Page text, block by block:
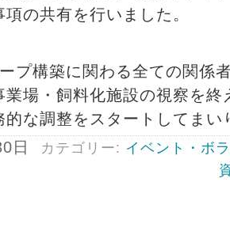
の共有を行いました。
プ構築に関わる全ての関係
業場・飼料化施設の視察を
的な調整をスタートしてまい
日
カテゴリー: イベント・ボ